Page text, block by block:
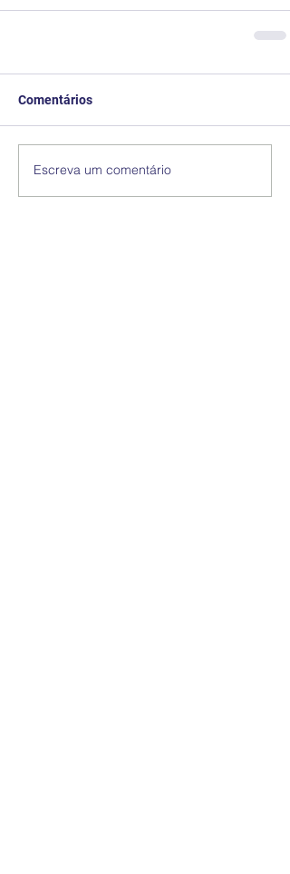
Comentários
Escreva um comentário